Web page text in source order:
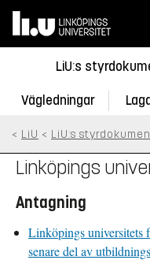
Hem
LiU:s
Vägledningar
LiU LiU:s
Linköpings
Antagning
Linköpings universitets
senare del av